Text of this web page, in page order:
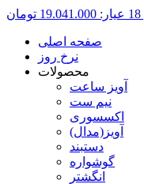
19.041.000 تومان
صفحه اصلی
نرخ روز
محصولات
آویز ساعت
نیم ست
اکسسوری
آویز(مدال)
دستبند
گوشواره
انگشتر